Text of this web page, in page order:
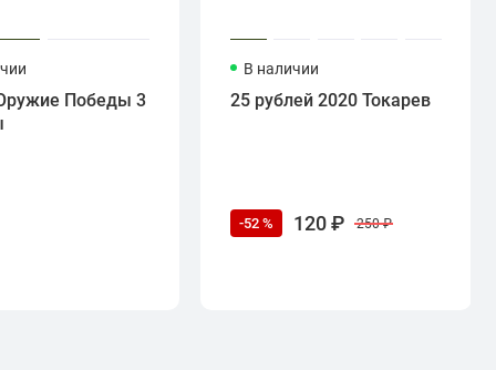
Победы 3
В наличии
25 рублей 2020 Токарев
-52 % 120 ₽ 250 ₽